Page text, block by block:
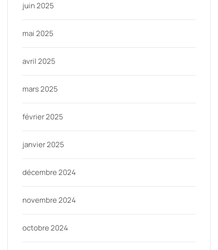
juin 2025
mai 2025
avril 2025
mars 2025
février 2025
janvier 2025
décembre 2024
novembre 2024
octobre 2024